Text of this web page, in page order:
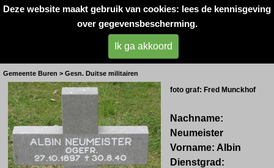
Deze website maakt gebruik van cookies: lees de kennisgeving
over gegevensbescherming.
Ik ga akkoord
Oorlogsslachtoffers
West- Betuwe
Gemeente Buren > Gesn. Duitse militairen
foto graf: Fred Munckhof
Nachname:
Neumeister
Vorname: Albin
Dienstgrad: